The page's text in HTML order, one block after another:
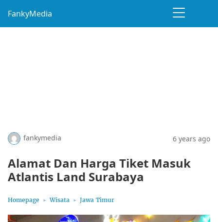
FankyMedia
fankymedia 6 years ago
Alamat Dan Harga Tiket Masuk
Atlantis Land Surabaya
Homepage Wisata Jawa Timur